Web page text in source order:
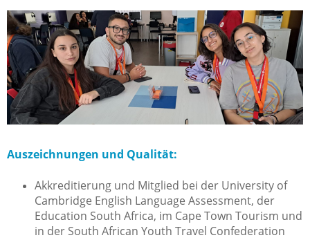
Auszeichnungen und Qualität:
Akkreditierung und Mitglied bei der University of
Cambridge English Language Assessment, der
Education South Africa, im Cape Town Tourism und
in der South African Youth Travel Confederation